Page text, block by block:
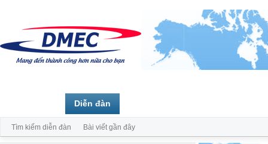
Diễn đàn
Tìm kiếm diễn đàn Bài viết gần đây